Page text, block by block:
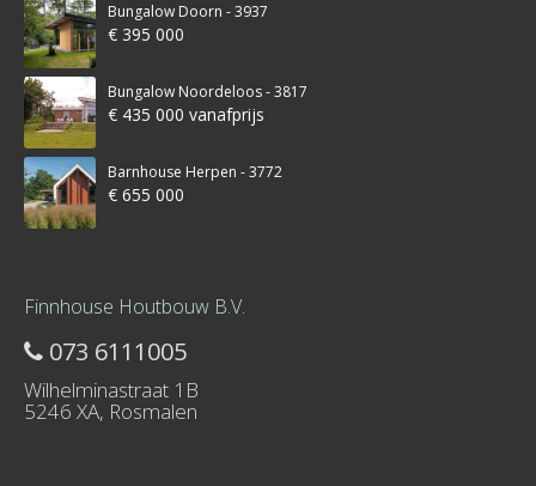
Bungalow Doorn - 3937
€ 395 000
Bungalow Noordeloos - 3817
€ 435 000 vanafprijs
Barnhouse Herpen - 3772
€ 655 000
Finnhouse Houtbouw B.V.
073 6111005
Wilhelminastraat 1B
5246 XA, Rosmalen